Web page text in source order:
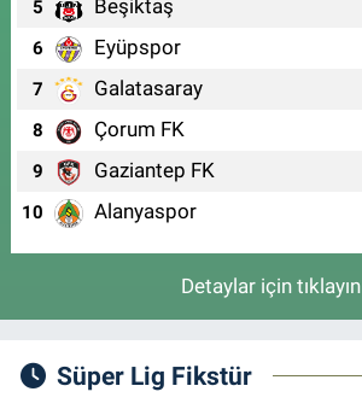
5 Beşiktaş
6 Eyüpspor
7 Galatasaray
8 Çorum FK
9 Gaziantep FK
10 Alanyaspor
Detaylar için tıklayın
Süper Lig Fikstür